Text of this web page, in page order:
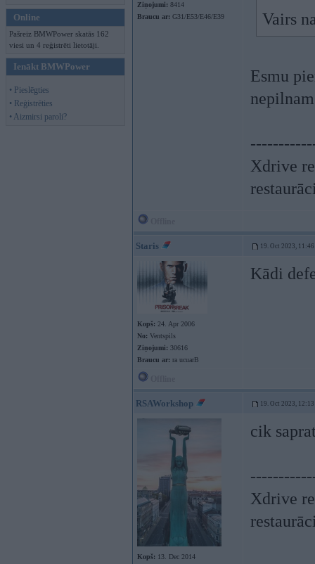
Online
Pašreiz BMWPower skatās 162
viesi un 4 reģistrēti lietotāji.
Ienākt BMWPower
• Pieslēgties
• Reģistrēties
• Aizmirsi paroli?
Ziņojumi: 8414
Braucu ar: G31/E53/E46/E39 Vairs
Esmu
Xdrive
Staris 19. Oct 2023, 11:46
Kopš: 24. Apr 2006
No: Ventspils
Ziņojumi: 30616
Braucu ar: ra ucuarB
Kādi
RSAWorkshop 19. Oct 2023, 12:13
Kopš: 13. Dec 2014
cik
Xdrive